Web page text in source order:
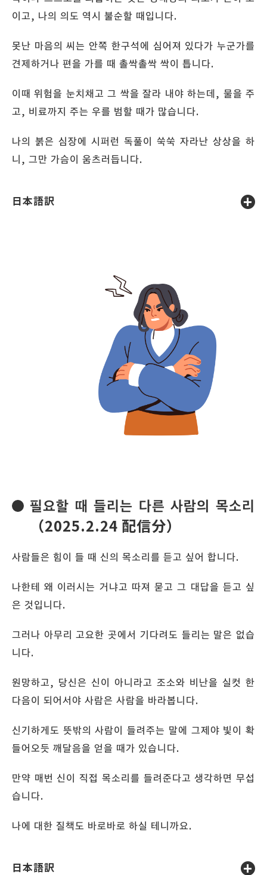
이고, 나의 의도 역시 불순할 때입니다.
못난 마음의 씨는 안쪽 한구석에 심어져 있다가 누군가를
견제하거나 편을 가를 때 촐싹촐싹 싹이 틉니다.
이때 위험을 눈치채고 그 싹을 잘라 내야 하는데, 물을 주
고, 비료까지 주는 우를 범할 때가 많습니다.
나의 붉은 심장에 시퍼런 독풀이 쑥쑥 자라난 상상을 하
니, 그만 가슴이 움츠러듭니다.
日本語訳
필요할 때 들리는 다른 사람의 목소리
（2025.2.24 配信分）
사람들은 힘이 들 때 신의 목소리를 듣고 싶어 합니다.
나한테 왜 이러시는 거냐고 따져 묻고 그 대답을 듣고 싶
은 것입니다.
그러나 아무리 고요한 곳에서 기다려도 들리는 말은 없습
니다.
원망하고, 당신은 신이 아니라고 조소와 비난을 실컷 한
다음이 되어서야 사람은 사람을 바라봅니다.
신기하게도 뜻밖의 사람이 들려주는 말에 그제야 빛이 확
들어오듯 깨달음을 얻을 때가 있습니다.
만약 매번 신이 직접 목소리를 들려준다고 생각하면 무섭
습니다.
나에 대한 질책도 바로바로 하실 테니까요.
日本語訳